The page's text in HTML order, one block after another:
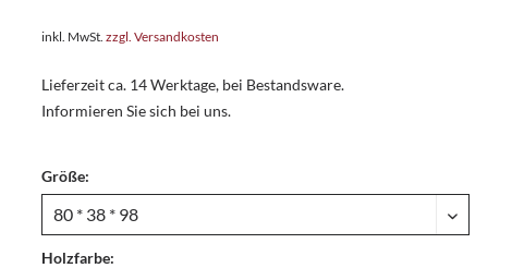
inkl. MwSt.zzgl. Versandkosten
Lieferzeit ca. 14 Werktage, bei Bestandsware.
Informieren Sie sich bei uns.
Größe:
Holzfarbe: